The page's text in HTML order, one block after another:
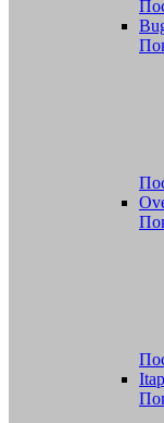
Itap